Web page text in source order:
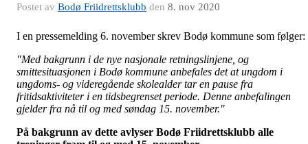
Postet av Bodø Friidrettsklubb den 8. nov 2020
I en pressemelding 6. november skrev Bodø kommune som følger:
"Med bakgrunn i de nye nasjonale retningslinjene, og
smittesituasjonen i Bodø kommune anbefales det at ungdom i
ungdoms- og videregående skolealder tar en pause fra
fritidsaktiviteter i en tidsbegrenset periode. Denne anbefalingen
gjelder fra nå til og med søndag 15. november."
På bakgrunn av dette avlyser Bodø Friidrettsklubb alle